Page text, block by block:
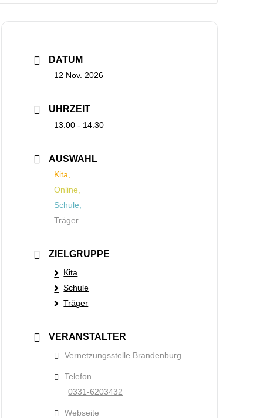
DATUM
12 Nov. 2026
UHRZEIT
13:00 - 14:30
AUSWAHL
Kita,
Online,
Schule,
Träger
ZIELGRUPPE
Kita
Schule
Träger
VERANSTALTER
Vernetzungsstelle Brandenburg
Telefon
0331-6203432
Webseite